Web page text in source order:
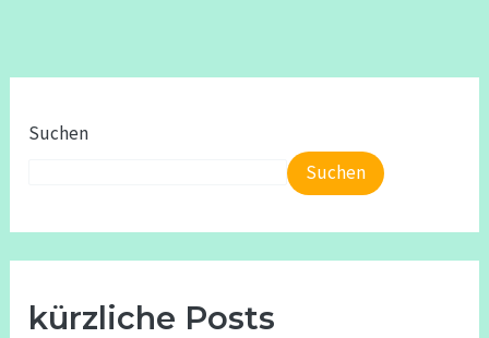
Suchen
Suchen
kürzliche Posts